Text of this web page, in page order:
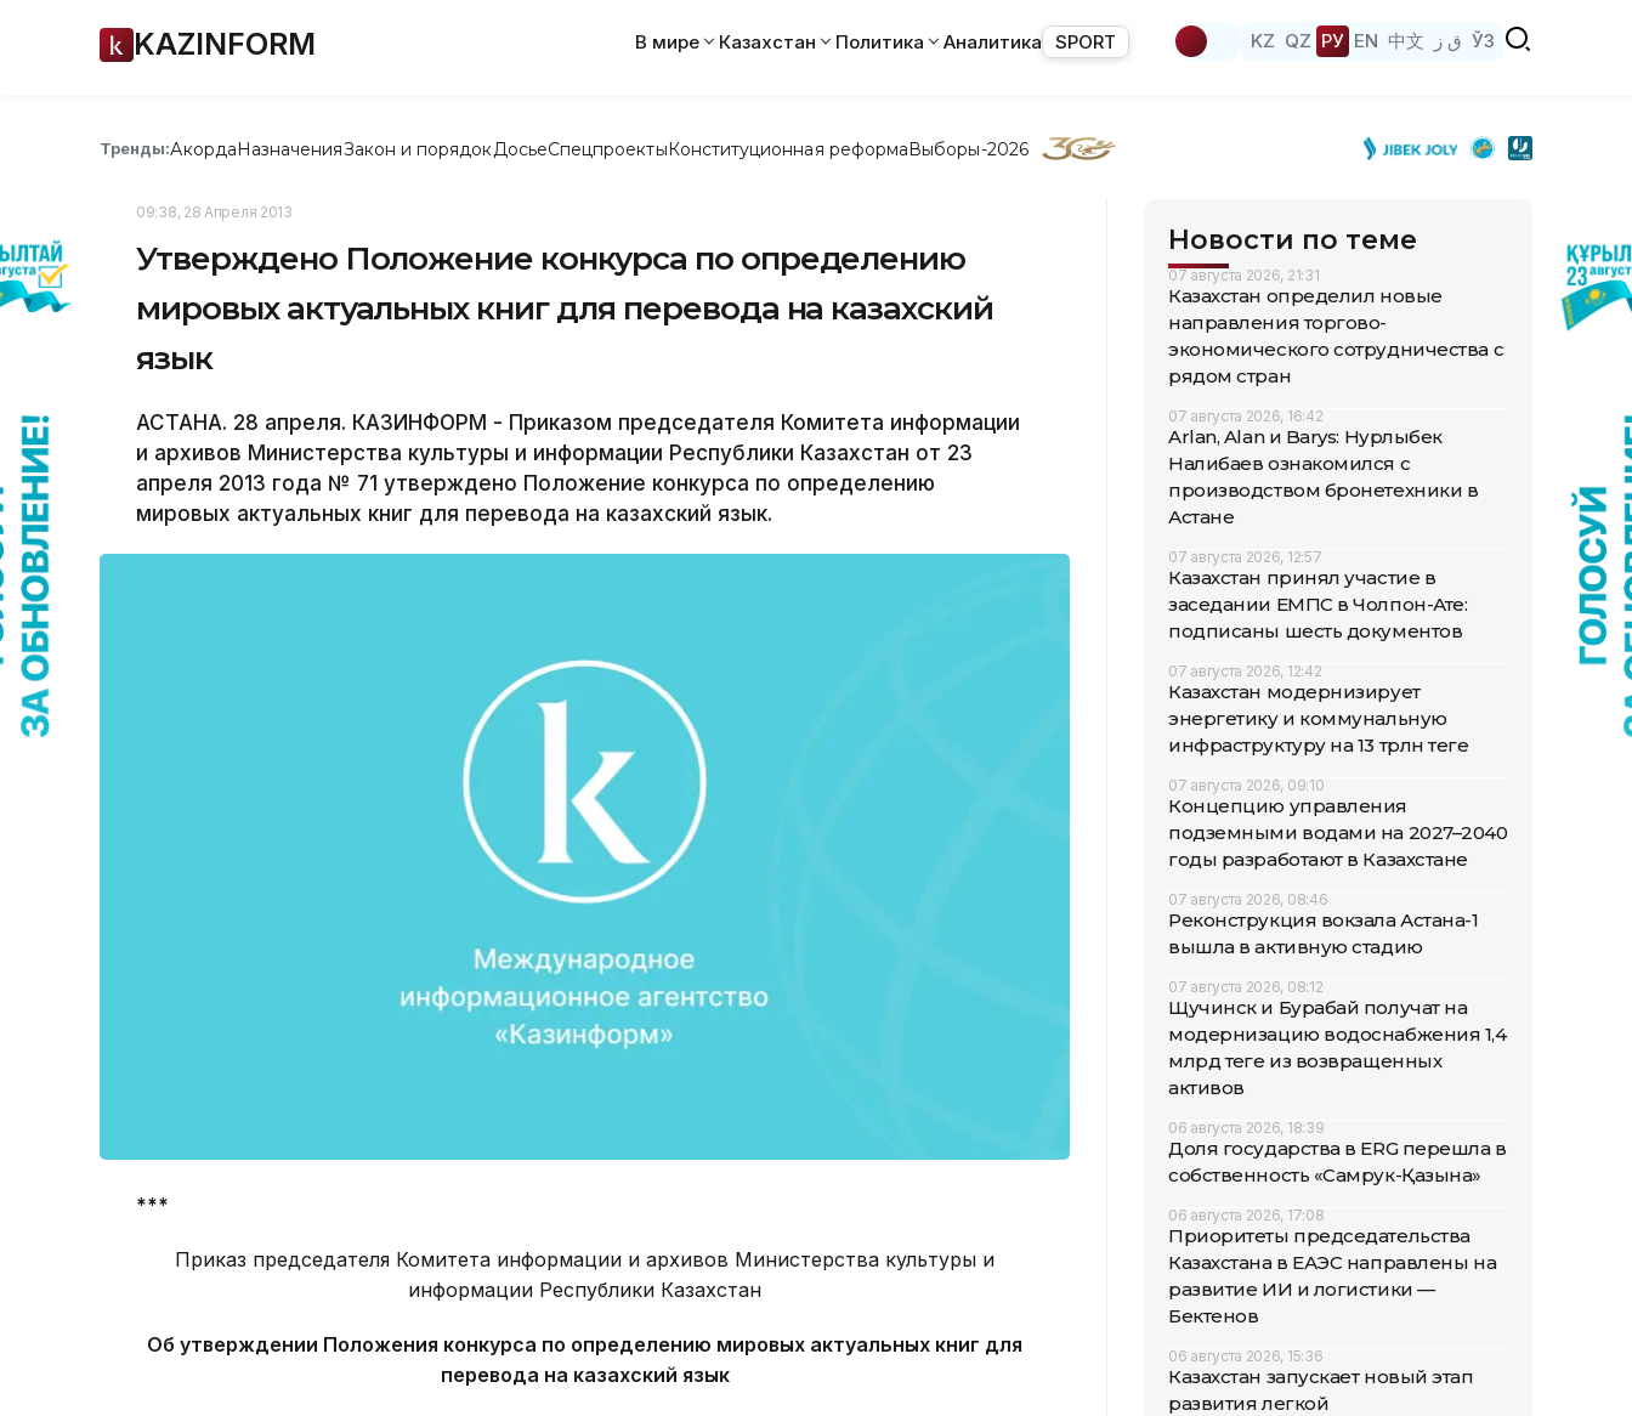
KAZINFORM В мире Казахстан Политика Аналитика SPORT KZ QZ РУ EN 中文 ق ز ЎЗ
Тренды:АкордаНазначенияЗакон и порядок ДосьеСпецпроектыКонституционная реформаВыборы-2026
09:38, 28 Апреля 2013
Утверждено Положение конкурса по определению
мировых актуальных книг для перевода на казахский
язык
АСТАНА. 28 апреля. КАЗИНФОРМ - Приказом председателя Комитета информации
и архивов Министерства культуры и информации Республики Казахстан от 23
апреля 2013 года № 71 утверждено Положение конкурса по определению
мировых актуальных книг для перевода на казахский язык.
***
Приказ председателя Комитета информации и архивов Министерства культуры и
информации Республики Казахстан
Об утверждении Положения конкурса по определению мировых актуальных книг для
перевода на казахский язык
Новости по теме
07 августа 2026, 21:31
Казахстан определил новые
направления торгово-
экономического сотрудничества с
рядом стран
07 августа 2026, 16:42
Arlan, Alan и Barys: Нурлыбек
Налибаев ознакомился с
производством бронетехники в
Астане
07 августа 2026, 12:57
Казахстан принял участие в
заседании ЕМПС в Чолпон-Ате:
подписаны шесть документов
07 августа 2026, 12:42
Казахстан модернизирует
энергетику и коммунальную
инфраструктуру на 13 трлн теңге
07 августа 2026, 09:10
Концепцию управления
подземными водами на 2027–2040
годы разработают в Казахстане
07 августа 2026, 08:46
Реконструкция вокзала Астана-1
вышла в активную стадию
07 августа 2026, 08:12
Щучинск и Бурабай получат на
модернизацию водоснабжения 1,4
млрд теңге из возвращенных
активов
06 августа 2026, 18:39
Доля государства в ERG перешла в
собственность «Самрук-Қазына»
06 августа 2026, 17:08
Приоритеты председательства
Казахстана в ЕАЭС направлены на
развитие ИИ и логистики —
Бектенов
06 августа 2026, 15:36
Казахстан запускает новый этап
развития легкой